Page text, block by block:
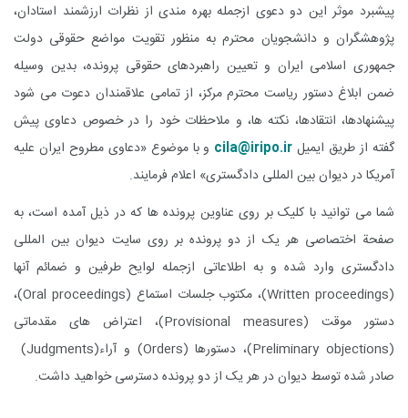
پیشبرد موثر این دو دعوی ازجمله بهره مندی از نظرات ارزشمند استادان،
پژوهشگران و دانشجویان محترم به منظور تقویت مواضع حقوقی دولت
جمهوری اسلامی ایران و تعیین راهبردهای حقوقی پرونده، بدین وسیله
ضمن ابلاغ دستور ریاست محترم مرکز، از تمامی علاقمندان دعوت می شود
پیشنهادها، انتقادها، نکته ها، و ملاحظات خود را در خصوص دعاوی پیش
گفته از طریق ایمیل cila@iripo.ir و با موضوع «دعاوی مطروح ایران علیه
آمریکا در دیوان بین المللی دادگستری» اعلام فرمایند.
شما می توانید با کلیک بر روی عناوین پرونده ها که در ذیل آمده است، به
صفحة اختصاصی هر یک از دو پرونده بر روی سایت دیوان بین المللی
دادگستری وارد شده و به اطلاعاتی ازجمله لوایح طرفین و ضمائم آنها
(
Written proceedings)، مکتوب جلسات استماع (Oral proceedings)،
دستور موقت (Provisional measures)، اعتراض های مقدماتی
(Preliminary objections)، دستورها(Orders) و آراء(Judgments)
صادر شده توسط دیوان در هر یک از دو پرونده دسترسی خواهید داشت.